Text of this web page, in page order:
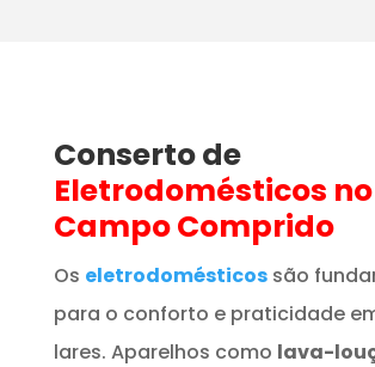
Conserto de
Eletrodomésticos no
Campo Comprido
Os eletrodomésticos são
para o conforto e praticidade
lares. Aparelhos como lava-